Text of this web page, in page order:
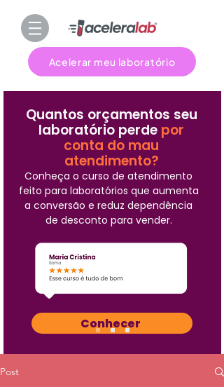
Acelerar meu laboratório
Quantos orçamentos seu
laboratório perde por
conta do mau
atendimento?
Conheça o curso de atendimento
feito para laboratórios que aumenta
a conversão e reduz dependência
de desconto para vender.
Conhecer
Post